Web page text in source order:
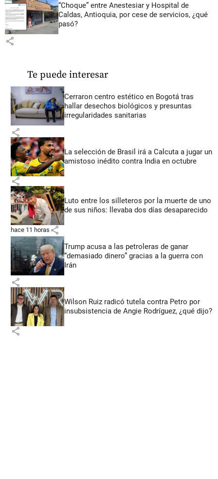
“Choque” entre Anestesiar y Hospital de
Caldas, Antioquia, por cese de servicios, ¿qué
pasó?
share
Te puede interesar
Cerraron centro estético en Bogotá tras
hallar desechos biológicos y presuntas
irregularidades sanitarias
share
La selección de Brasil irá a Calcuta a jugar un
amistoso inédito contra India en octubre
share
Luto entre los silleteros por la muerte de uno
de sus niños: llevaba dos días desaparecido
hace 11 horas share
Trump acusa a las petroleras de ganar
“demasiado dinero” gracias a la guerra con
Irán
share
Wilson Ruiz radicó tutela contra Petro por
insubsistencia de Angie Rodríguez, ¿qué dijo?
share